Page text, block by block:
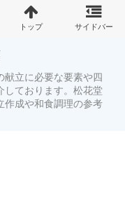
献立に必要な要素や四
しております。松花堂
作成や和食調理の参考